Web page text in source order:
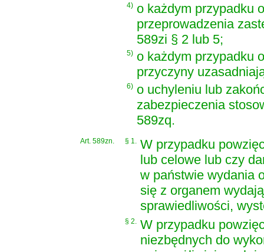
4) o każdym przypadku
przeprowadzenia
589zi § 2 lub 5;
5) o każdym przypadku
przyczyny
6) o uchyleniu lub
zabezpieczenia
589zq.
Art. 589zn. § 1. W przypadku
lub celowe lub czy
w państwie wydania
się z organem
sprawiedliwości,
§ 2. W przypadku
niezbędnych do